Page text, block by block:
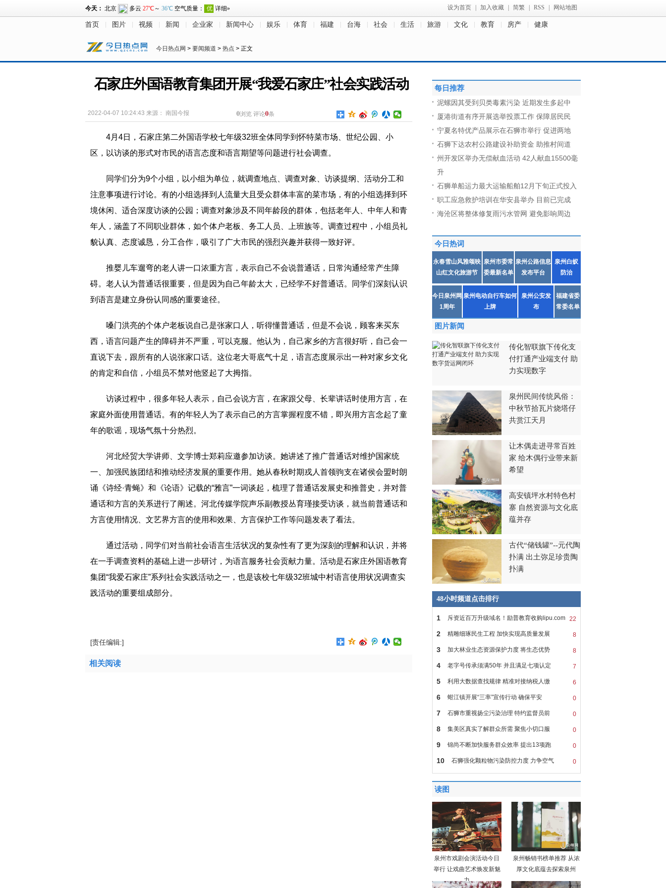
设为首页 加入收藏 简繁 RSS 网站地图
首页 图片 视频 新闻 企业家 新闻中心 娱乐 体育 福建 台海 社会 生活 旅游 文化 教育 房产 健康
今日热点网 > 要闻频道 > 热点 > 正文
石家庄外国语教育集团开展“我爱石家庄”社会实践活动
2022-04-07 10:24:43 来源： 南国今报 0浏览 评论0条
4月4日，石家庄第二外国语学校七年级32班全体同学到怀特菜市场、世纪公园、小
区，以访谈的形式对市民的语言态度和语言期望等问题进行社会调查。
同学们分为9个小组，以小组为单位，就调查地点、调查对象、访谈提纲、活动分工和
注意事项进行讨论。有的小组选择到人流量大且受众群体丰富的菜市场，有的小组选择到环
境休闲、适合深度访谈的公园；调查对象涉及不同年龄段的群体，包括老年人、中年人和青
年人，涵盖了不同职业群体，如个体户老板、务工人员、上班族等。调查过程中，小组员礼
貌认真、态度诚恳，分工合作，吸引了广大市民的强烈兴趣并获得一致好评。
推婴儿车遛弯的老人讲一口浓重方言，表示自己不会说普通话，日常沟通经常产生障
碍。老人认为普通话很重要，但是因为自己年龄太大，已经学不好普通话。同学们深刻认识
到语言是建立身份认同感的重要途径。
嗓门洪亮的个体户老板说自己是张家口人，听得懂普通话，但是不会说，顾客来买东
西，语言问题产生的障碍并不严重，可以克服。他认为，自己家乡的方言很好听，自己会一
直说下去，跟所有的人说张家口话。这位老大哥底气十足，语言态度展示出一种对家乡文化
的肯定和自信，小组员不禁对他竖起了大拇指。
访谈过程中，很多年轻人表示，自己会说方言，在家跟父母、长辈讲话时使用方言，在
家庭外面使用普通话。有的年轻人为了表示自己的方言掌握程度不错，即兴用方言念起了童
年的歌谣，现场气氛十分热烈。
河北经贸大学讲师、文学博士郑莉应邀参加访谈。她讲述了推广普通话对维护国家统
一、加强民族团结和推动经济发展的重要作用。她从春秋时期戎人首领驹支在诸侯会盟时朗
诵《诗经·青蝇》和《论语》记载的“雅言”一词谈起，梳理了普通话发展史和推普史，并对普
通话和方言的关系进行了阐述。河北传媒学院声乐副教授丛育瑾接受访谈，就当前普通话和
方言使用情况、文艺界方言的使用和效果、方言保护工作等问题发表了看法。
通过活动，同学们对当前社会语言生活状况的复杂性有了更为深刻的理解和认识，并将
在一手调查资料的基础上进一步研讨，为语言服务社会贡献力量。活动是石家庄外国语教育
集团“我爱石家庄”系列社会实践活动之一，也是该校七年级32班城中村语言使用状况调查实
践活动的重要组成部分。
[责任编辑:]
相关阅读
每日推荐
泥螺因其受到贝类毒素污染 近期发生多起中
厦港街道有序开展选举投票工作 保障居民民
宁夏名特优产品展示在石狮市举行 促进两地
石狮下达农村公路建设补助资金 助推村间道
州开发区举办无偿献血活动 42人献血15500毫
升
石狮单船运力最大运输船舶12月下旬正式投入
职工应急救护培训在华安县举办 目前已完成
海沧区将整体修复雨污水管网 避免影响周边
今日热词
永春雪山风雅颂映
山红文化旅游节
泉州市委常
委最新名单
泉州公路信息
发布平台
泉州白蚁
防治
今日泉州网
1周年
泉州电动自行车如何
上牌
泉州公安发
布
福建省委
常委名单
图片新闻
传化智联旗下传化支
付打通产业端支付 助
力实现数字
泉州民间传统风俗：
中秋节拾瓦片烧塔仔
共赏江天月
让木偶走进寻常百姓
家 给木偶行业带来新
希望
高安镇坪水村特色村
寨 自然资源与文化底
蕴并存
古代“储钱罐”--元代陶
扑满 出土弥足珍贵陶
扑满
48小时频道点击排行
22
1 斥资近百万升级域名！励普教育收购lipu.com
8
2 精雕细琢民生工程 加快实现高质量发展
8
3 加大林业生态资源保护力度 将生态优势
7
4 老字号传承须满50年 并且满足七项认定
6
5 利用大数据查找规律 精准对接纳税人缴
0
6 蚶江镇开展“三率”宣传行动 确保平安
0
7 石狮市重视扬尘污染治理 特约监督员前
0
8 集美区真实了解群众所需 聚焦小切口服
0
9 锦尚不断加快服务群众效率 提出13项跑
0
10 石狮强化颗粒物污染防控力度 力争空气
读图
泉州市戏剧会演活动今日
举行 让戏曲艺术焕发新魅
力
泉州畅销书榜单推荐 从浓
厚文化底蕴去探索泉州